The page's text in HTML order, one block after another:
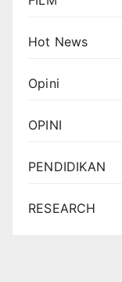
Hot News
Opini
OPINI
PENDIDIKAN
RESEARCH